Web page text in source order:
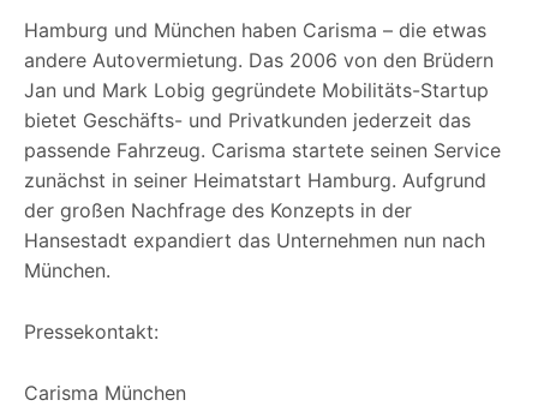
Hamburg und München haben Carisma – die etwas
andere Autovermietung. Das 2006 von den Brüdern
Jan und Mark Lobig gegründete Mobilitäts-Startup
bietet Geschäfts- und Privatkunden jederzeit das
passende Fahrzeug. Carisma startete seinen Service
zunächst in seiner Heimatstart Hamburg. Aufgrund
der großen Nachfrage des Konzepts in der
Hansestadt expandiert das Unternehmen nun nach
München.
Pressekontakt:
Carisma München